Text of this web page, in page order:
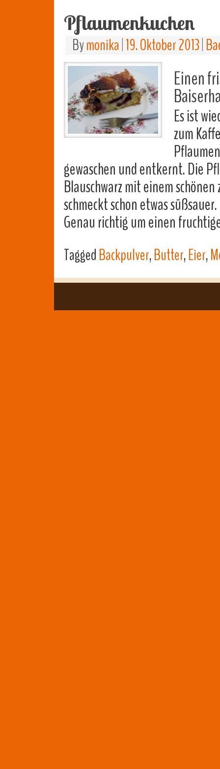
Pflaumenkuchen
Bymonika 19. Oktober 2013
Einen
Es ist
zum
gewaschen und entkernt. Die
Blauschwarz mit einem
schmeckt schon etwas süßsauer.
Genau richtig um einen
TaggedBackpulver,Butter,Eier,